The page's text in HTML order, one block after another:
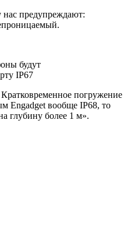
нас предупреждают:
будут
IP67
погружение
Engadget вообще IP68, то
глубину более 1 м».